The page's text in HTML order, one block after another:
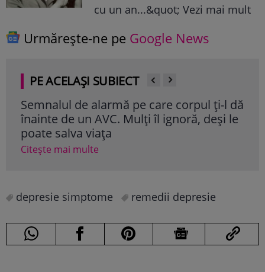
cu un an...&quot; Vezi mai mult
Urmărește-ne pe Google News
PE ACELAȘI SUBIECT
Semnalul de alarmă pe care corpul ți-l dă
înainte de un AVC. Mulți îl ignoră, deși le
poate salva viața
Citește mai multe
depresie simptome remedii depresie